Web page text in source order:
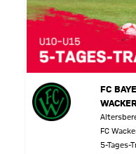
FC
FC
5-Tages-